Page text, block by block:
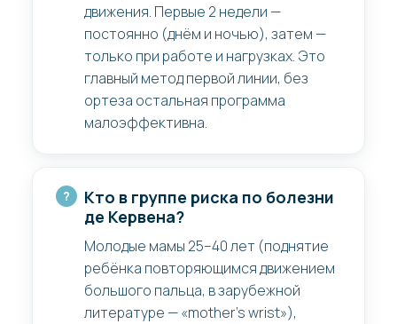
движения. Первые 2 недели —
постоянно (днём и ночью), затем —
только при работе и нагрузках. Это
главный метод первой линии, без
ортеза остальная программа
малоэффективна.
Кто в группе риска по болезни
де Кервена?
Молодые мамы 25–40 лет (поднятие
ребёнка повторяющимся движением
большого пальца, в зарубежной
литературе — «mother's wrist»),